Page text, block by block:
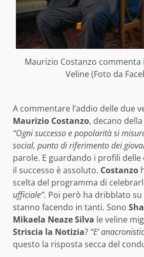
Maurizio Costanzo commenta
Veline (Foto da
A commentare l’addio delle due
Maurizio Costanzo, decano
“Ogni successo e popolarità si
social, punto di riferimento dei
parole. E guardando i profili
il successo è assoluto. Costanzo
scelta del programma di
ufficiale”. Poi però ha dribblato
stanno facendo in tanti. Sono
Mikaela Neaze Silva le veline
Striscia la Notizia? “E’
questo la risposta secca del